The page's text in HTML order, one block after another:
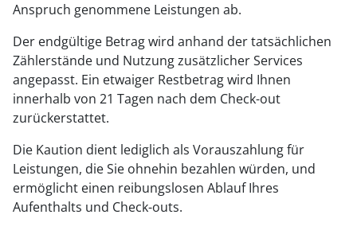
Anspruch genommene Leistungen ab.
Der endgültige Betrag wird anhand der tatsächlichen
Zählerstände und Nutzung zusätzlicher Services
angepasst. Ein etwaiger Restbetrag wird Ihnen
innerhalb von 21 Tagen nach dem Check-out
zurückerstattet.
Die Kaution dient lediglich als Vorauszahlung für
Leistungen, die Sie ohnehin bezahlen würden, und
ermöglicht einen reibungslosen Ablauf Ihres
Aufenthalts und Check-outs.